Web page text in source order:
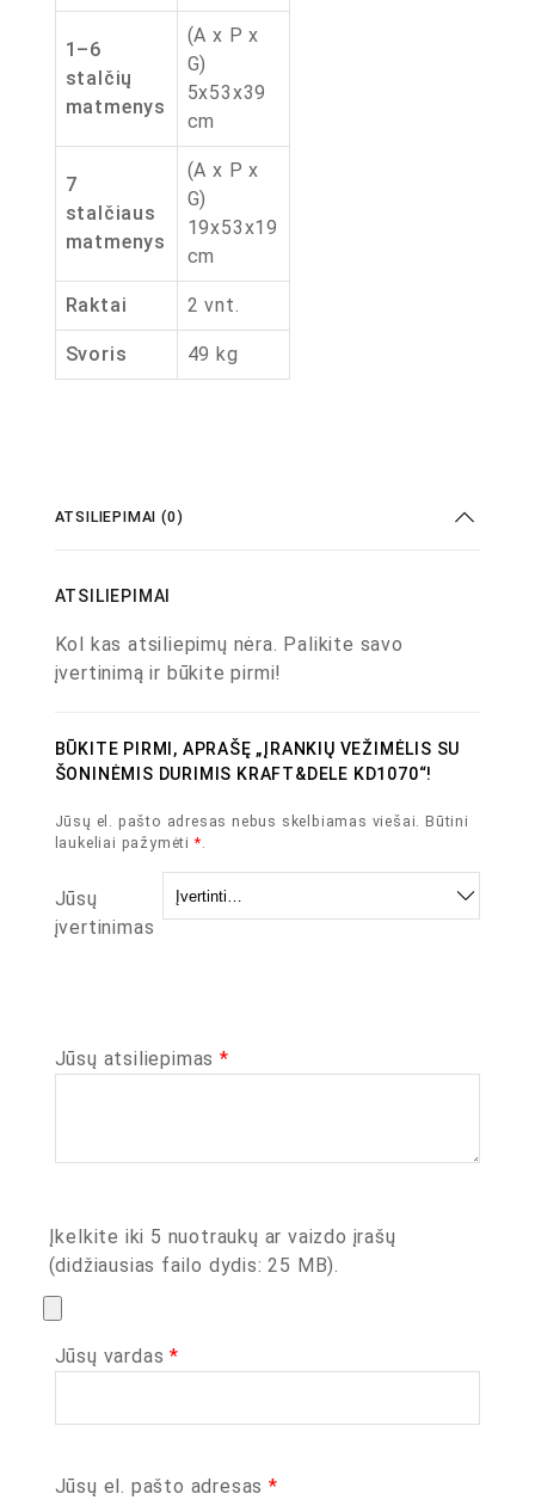
1–6
stalčių
matmenys
(A x P x
G)
5x53x39
cm
7
stalčiaus
matmenys
(A x P x
G)
19x53x19
cm
Raktai 2 vnt.
Svoris 49 kg
ATSILIEPIMAI (0)
ATSILIEPIMAI
Kol kas atsiliepimų nėra. Palikite savo
įvertinimą ir būkite pirmi!
BŪKITE PIRMI, APRAŠĘ „ĮRANKIŲ VEŽIMĖLIS SU
ŠONINĖMIS DURIMIS KRAFT&DELE KD1070“!
Jūsų el. pašto adresas nebus skelbiamas viešai. Būtini
laukeliai pažymėti *.
Jūsų
įvertinimas
Jūsų atsiliepimas *
Įkelkite iki 5 nuotraukų ar vaizdo įrašų
(didžiausias failo dydis: 25 MB).
Jūsų vardas*
Jūsų el. pašto adresas *